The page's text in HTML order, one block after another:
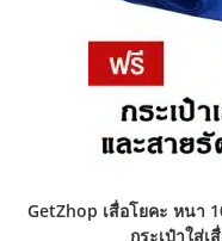
GetZhop เสื่อโยคะ หนา
กระเป๋าใส่เ